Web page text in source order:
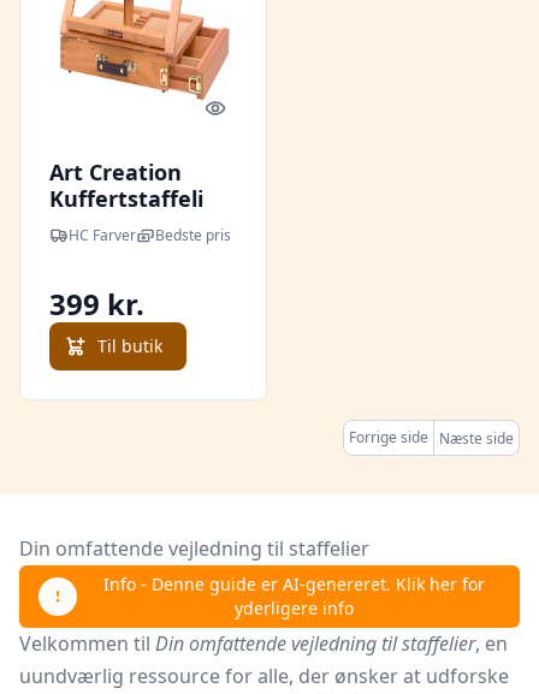
Quick look
Art Creation
Kuffertstaffeli
HC Farver Bedste pris
399 kr.
Til butik
Forrige side Næste side
Din omfattende vejledning til staffelier
Info - Denne guide er AI-genereret. Klik her for
yderligere info
Velkommen til Din omfattende vejledning til staffelier, en
uundværlig ressource for alle, der ønsker at udforske